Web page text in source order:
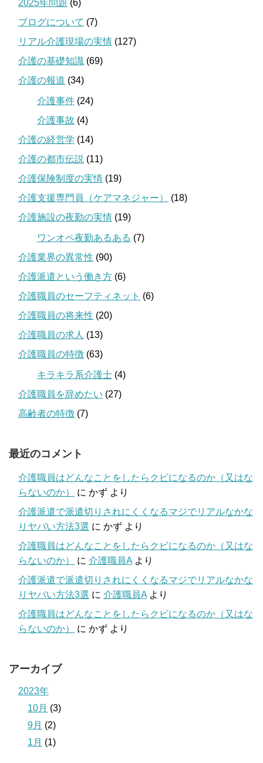
2025年問題 (6)
ブログについて (7)
リアル介護現場の実情 (127)
介護の基礎知識 (69)
介護の報道 (34)
介護事件 (24)
介護事故 (4)
介護の経営学 (14)
介護の都市伝説 (11)
介護保険制度の実情 (19)
介護支援専門員（ケアマネジャー）
(18)
介護施設の夜勤の実情 (19)
ワンオペ夜勤あるある (7)
介護業界の異常性 (90)
介護派遣という働き方 (6)
介護職員のセーフティネット (6)
介護職員の将来性 (20)
介護職員の求人 (13)
介護職員の特徴 (63)
キラキラ系介護士 (4)
介護職員を辞めたい (27)
高齢者の特徴 (7)
最近のコメント
介護職員はどんなことをしたらクビになるのか（又はな
らないのか）
に かず より
介護派遣で派遣切りされにくくなるマジでリアルなかな
りヤバい方法3選 に かず より
介護職員はどんなことをしたらクビになるのか（又はな
らないのか）
に 介護職員A より
介護派遣で派遣切りされにくくなるマジでリアルなかな
りヤバい方法3選 に 介護職員A より
介護職員はどんなことをしたらクビになるのか（又はな
らないのか）
に かず より
アーカイブ
2023年
10月 (3)
9月 (2)
1月 (1)